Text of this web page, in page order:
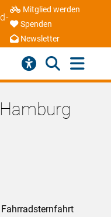
Mitglied werden
Spenden
Newsletter